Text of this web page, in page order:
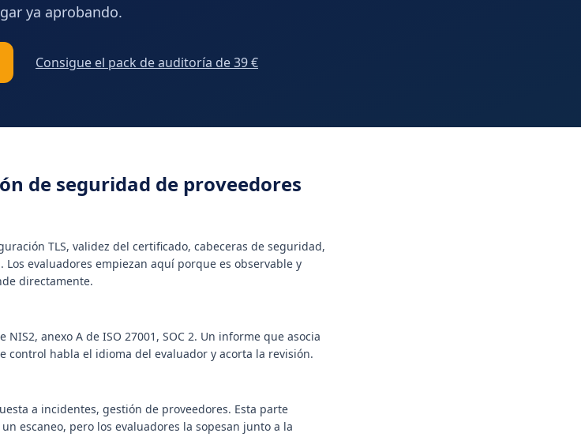
ya aprobando.
Consigue el pack de auditoría de 39 €
de seguridad de proveedores
TLS, validez del certificado, cabeceras de seguridad,
Los evaluadores empiezan aquí porque es observable y
directamente.
anexo A de ISO 27001, SOC 2. Un informe que asocia
control habla el idioma del evaluador y acorta la revisión.
a incidentes, gestión de proveedores. Esta parte
escaneo, pero los evaluadores la sopesan junto a la